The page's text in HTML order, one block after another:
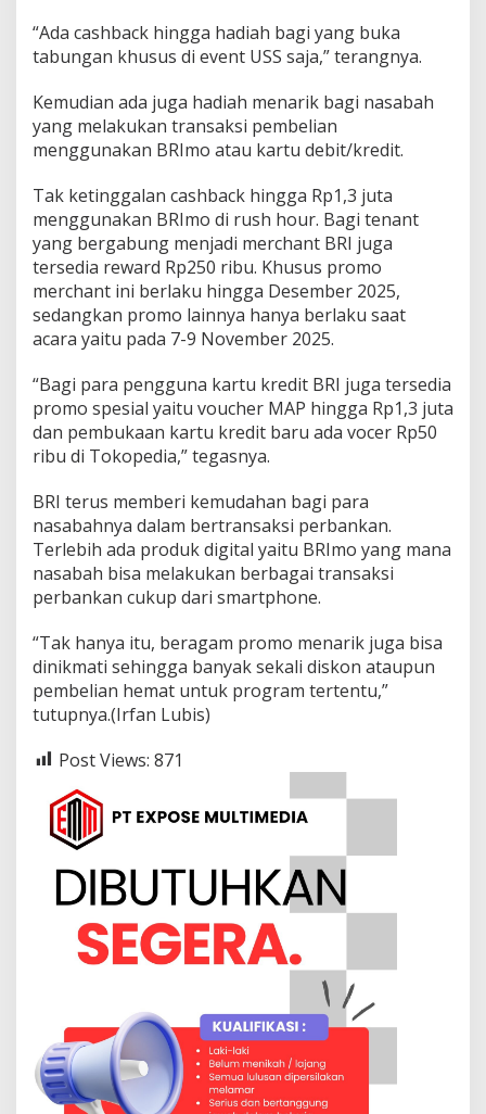
“Ada cashback hingga hadiah bagi yang buka
tabungan khusus di event USS saja,” terangnya.
Kemudian ada juga hadiah menarik bagi nasabah
yang melakukan transaksi pembelian
menggunakan BRImo atau kartu debit/kredit.
Tak ketinggalan cashback hingga Rp1,3 juta
menggunakan BRImo di rush hour. Bagi tenant
yang bergabung menjadi merchant BRI juga
tersedia reward Rp250 ribu. Khusus promo
merchant ini berlaku hingga Desember 2025,
sedangkan promo lainnya hanya berlaku saat
acara yaitu pada 7-9 November 2025.
“Bagi para pengguna kartu kredit BRI juga tersedia
promo spesial yaitu voucher MAP hingga Rp1,3 juta
dan pembukaan kartu kredit baru ada vocer Rp50
ribu di Tokopedia,” tegasnya.
BRI terus memberi kemudahan bagi para
nasabahnya dalam bertransaksi perbankan.
Terlebih ada produk digital yaitu BRImo yang mana
nasabah bisa melakukan berbagai transaksi
perbankan cukup dari smartphone.
“Tak hanya itu, beragam promo menarik juga bisa
dinikmati sehingga banyak sekali diskon ataupun
pembelian hemat untuk program tertentu,”
tutupnya.(Irfan Lubis)
Post Views: 871